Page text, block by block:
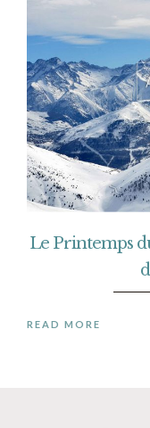
Le Printemps
READ MORE